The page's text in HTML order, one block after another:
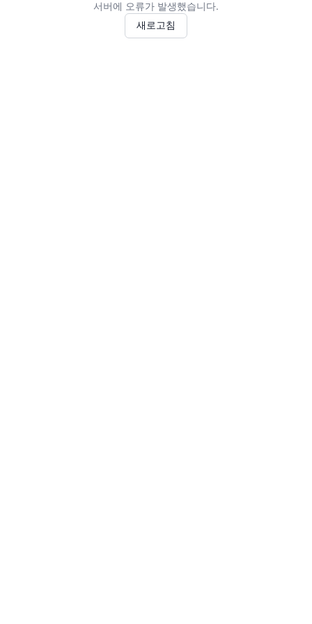
서버에 오류가 발생했습니다.
새로고침